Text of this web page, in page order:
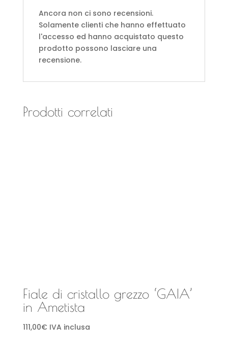
Ancora non ci sono recensioni.
Solamente clienti che hanno effettuato
l'accesso ed hanno acquistato questo
prodotto possono lasciare una
recensione.
Prodotti correlati
Fiale di cristallo grezzo ‘GAIA’
in Ametista
111,00€ IVA inclusa